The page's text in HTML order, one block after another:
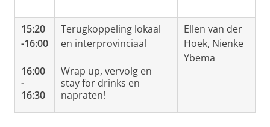
15:20
-16:00
16:00
-
16:30
Terugkoppeling lokaal
en interprovinciaal
Wrap up, vervolg en
stay for drinks en
napraten!
Ellen van der
Hoek, Nienke
Ybema